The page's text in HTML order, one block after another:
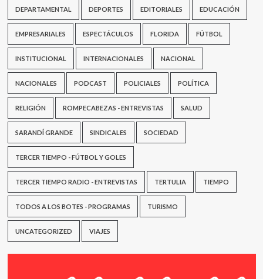
DEPARTAMENTAL DEPORTES EDITORIALES EDUCACIÓN
EMPRESARIALES ESPECTÁCULOS FLORIDA FÚTBOL
INSTITUCIONAL INTERNACIONALES NACIONAL
NACIONALES PODCAST POLICIALES POLÍTICA
RELIGIÓN ROMPECABEZAS - ENTREVISTAS SALUD
SARANDÍ GRANDE SINDICALES SOCIEDAD
TERCER TIEMPO - FÚTBOL Y GOLES
TERCER TIEMPO RADIO - ENTREVISTAS TERTULIA TIEMPO
TODOS A LOS BOTES - PROGRAMAS TURISMO
UNCATEGORIZED VIAJES